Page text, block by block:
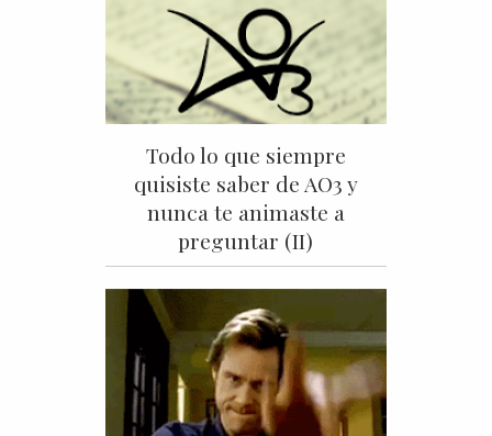
Todo lo que siempre
quisiste saber de AO3 y
nunca te animaste a
preguntar (II)